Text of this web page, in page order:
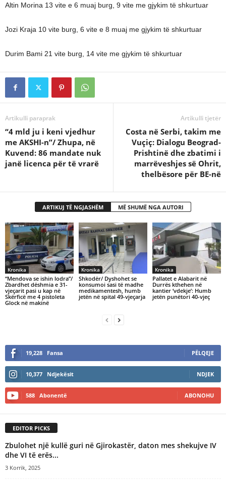
Altin Morina 13 vite e 6 muaj burg, 9 vite me gjykim të shkurtuar
Jozi Kraja 10 vite burg, 6 vite e 8 muaj me gjykim të shkurtuar
Durim Bami 21 vite burg, 14 vite me gjykim të shkurtuar
Artikulli paraprak
“4 mld ju i keni vjedhur
me AKSHI-n”/ Zhupa, në
Kuvend: 86 mandate nuk
janë licenca për të vrarë
Artikulli tjetër
Costa në Serbi, takim me
Vuçiç: Dialogu Beograd-
Prishtinë dhe zbatimi i
marrëveshjes së Ohrit,
thelbësore për BE-në
ARTIKUJ TË NGJASHËM MË SHUMË NGA AUTORI
Kronika
“Mendova se ishin lodra”/
Zbardhet dëshmia e 31-
vjeçarit pasi u kap në
Skërficë me 4 pistoleta
Glock në makinë
Kronika
Shkodër/ Dyshohet se
konsumoi sasi të madhe
medikamentesh, humb
jetën në spital 49-vjeçarja
Kronika
Pallatet e Alabarit në
Durrës kthehen në
kantier ‘vdekje’: Humb
jetën punëtori 40-vjeç
19,228 Fansa PËLQEJE
10,377 Ndjekësit NDJEK
588 Abonentë ABONOHU
EDITOR PICKS
Zbulohet një kullë guri në Gjirokastër, daton mes shekujve IV
dhe VI të erës...
3 Korrik, 2025